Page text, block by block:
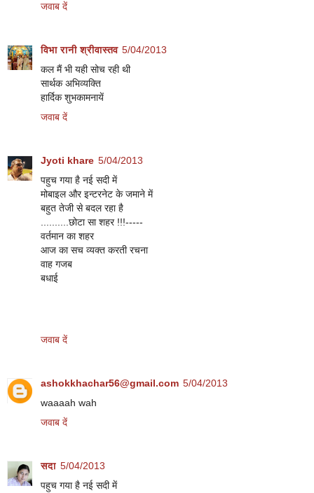
जवाब दें
विभा रानी श्रीवास्तव 5/04/2013
कल मैं भी यही सोच रही थी
सार्थक अभिव्यक्ति
हार्दिक शुभकामनायें
जवाब दें
Jyoti khare 5/04/2013
पहुच गया है नई सदी में
मोबाइल और इन्टरनेट के जमाने में
बहुत तेजी से बदल रहा है
..........छोटा सा शहर !!!-----
वर्तमान का शहर
आज का सच व्यक्त करती रचना
वाह गजब
बधाई
जवाब दें
ashokkhachar56@gmail.com 5/04/2013
waaaah wah
जवाब दें
सदा 5/04/2013
पहुच गया है नई सदी में